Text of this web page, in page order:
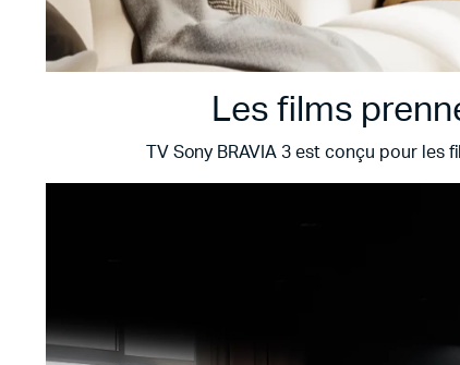
Les films
TV Sony BRAVIA 3 est conçu pour